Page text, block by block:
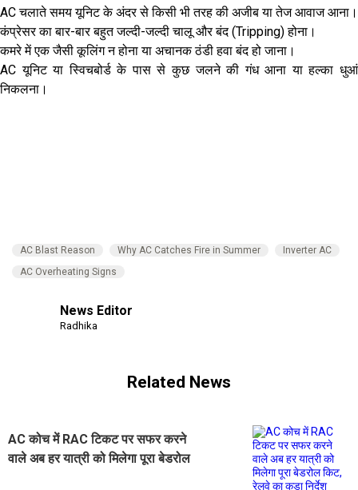
AC चलाते समय यूनिट के अंदर से किसी भी तरह की अजीब या तेज आवाज आना।
कंप्रेसर का बार-बार बहुत जल्दी-जल्दी चालू और बंद (Tripping) होना।
कमरे में एक जैसी कूलिंग न होना या अचानक ठंडी हवा बंद हो जाना।
AC यूनिट या स्विचबोर्ड के पास से कुछ जलने की गंध आना या हल्का धुआं
निकलना।
AC Blast Reason Why AC Catches Fire in Summer
Inverter AC
AC Overheating Signs
News Editor
Radhika
Related News
AC कोच में RAC टिकट पर सफर करने
वाले अब हर यात्री को मिलेगा पूरा बेडरोल